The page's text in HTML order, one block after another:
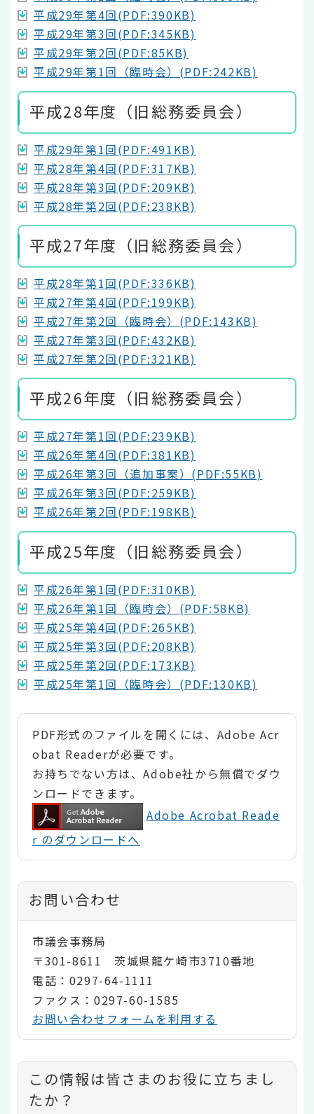
平成29年第4回(PDF:390KB)
平成29年第3回(PDF:345KB)
平成29年第2回(PDF:85KB)
平成29年第1回（臨時会）(PDF:242KB)
平成28年度（旧総務委員会）
平成29年第1回(PDF:491KB)
平成28年第4回(PDF:317KB)
平成28年第3回(PDF:209KB)
平成28年第2回(PDF:238KB)
平成27年度（旧総務委員会）
平成28年第1回(PDF:336KB)
平成27年第4回(PDF:199KB)
平成27年第2回（臨時会）(PDF:143KB)
平成27年第3回(PDF:432KB)
平成27年第2回(PDF:321KB)
平成26年度（旧総務委員会）
平成27年第1回(PDF:239KB)
平成26年第4回(PDF:381KB)
平成26年第3回（追加事案）(PDF:55KB)
平成26年第3回(PDF:259KB)
平成26年第2回(PDF:198KB)
平成25年度（旧総務委員会）
平成26年第1回(PDF:310KB)
平成26年第1回（臨時会）(PDF:58KB)
平成25年第4回(PDF:265KB)
平成25年第3回(PDF:208KB)
平成25年第2回(PDF:173KB)
平成25年第1回（臨時会）(PDF:130KB)
PDF形式のファイルを開くには、Adobe Acr
obat Readerが必要です。
お持ちでない方は、Adobe社から無償でダウ
ンロードできます。
Adobe Acrobat Reade
r のダウンロードへ
お問い合わせ
市議会事務局
〒301-8611 茨城県龍ケ崎市3710番地
電話：0297-64-1111
ファクス：0297-60-1585
お問い合わせフォームを利用する
コ
ン
この情報は皆さまのお役に立ちまし
たか？